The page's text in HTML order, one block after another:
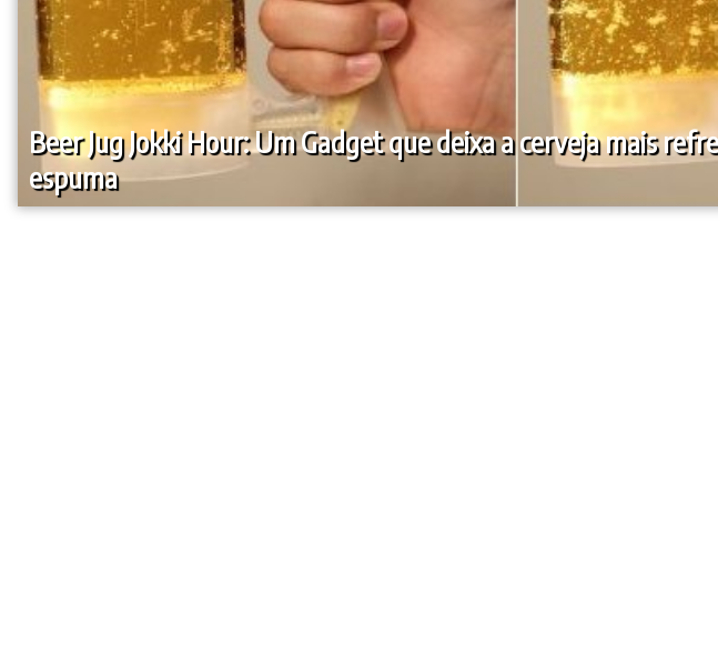
Beer Jug Jokki Hour: Um Gadget que deixa a cerveja mais
espuma